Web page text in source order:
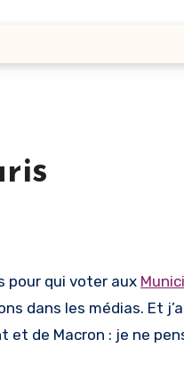
pour qui voter aux
dans les médias. Et
et de Macron : je ne